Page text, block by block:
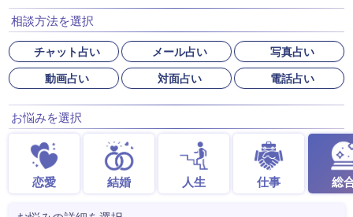
相談方法を選択
チャット占い メール占い
写真占い
動画占い
対面占い 電話占い
お悩みを選択
恋愛 結婚 人生 仕事 総